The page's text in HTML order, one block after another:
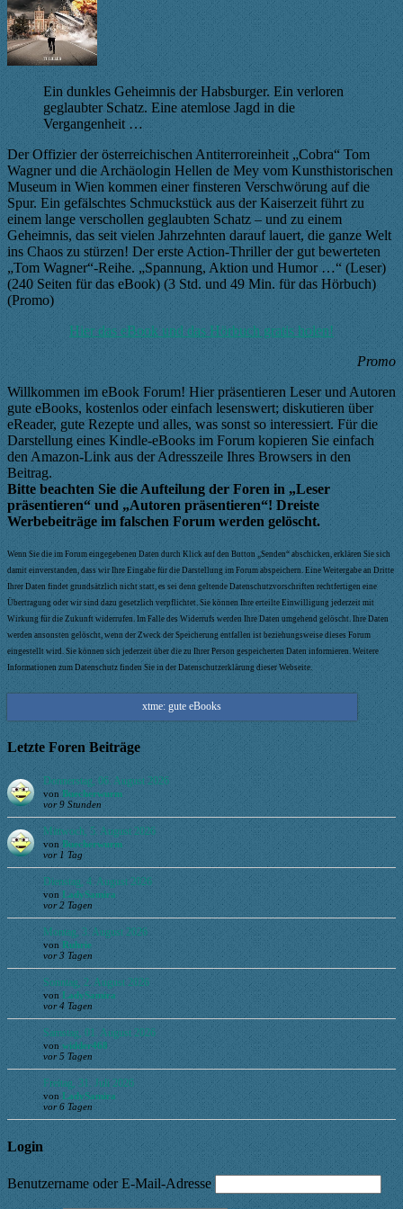
.
Ein dunkles Geheimnis der Habsburger. Ein verloren
geglaubter Schatz. Eine atemlose Jagd in die
Vergangenheit …
Der Offizier der österreichischen Antiterroreinheit „Cobra“ Tom
Wagner und die Archäologin Hellen de Mey vom Kunsthistorischen
Museum in Wien kommen einer finsteren Verschwörung auf die
Spur. Ein gefälschtes Schmuckstück aus der Kaiserzeit führt zu
einem lange verschollen geglaubten Schatz – und zu einem
Geheimnis, das seit vielen Jahrzehnten darauf lauert, die ganze Welt
ins Chaos zu stürzen! Der erste Action-Thriller der gut bewerteten
„Tom Wagner“-Reihe. „Spannung, Aktion und Humor …“ (Leser)
(240 Seiten für das eBook) (3 Std. und 49 Min. für das Hörbuch)
(Promo)
Hier das eBook und das Hörbuch gratis holen!
Promo
Willkommen im eBook Forum! Hier präsentieren Leser und Autoren
gute eBooks, kostenlos oder einfach lesenswert; diskutieren über
eReader, gute Rezepte und alles, was sonst so interessiert. Für die
Darstellung eines Kindle-eBooks im Forum kopieren Sie einfach
den Amazon-Link aus der Adresszeile Ihres Browsers in den
Beitrag.
Bitte beachten Sie die Aufteilung der Foren in „Leser
präsentieren“ und „Autoren präsentieren“! Dreiste
Werbebeiträge im falschen Forum werden gelöscht.
Wenn Sie die im Forum eingegebenen Daten durch Klick auf den Button „Senden“ abschicken, erklären Sie sich
damit einverstanden, dass wir Ihre Eingabe für die Darstellung im Forum abspeichern. Eine Weitergabe an Dritte
Ihrer Daten findet grundsätzlich nicht statt, es sei denn geltende Datenschutzvorschriften rechtfertigen eine
Übertragung oder wir sind dazu gesetzlich verpflichtet. Sie können Ihre erteilte Einwilligung jederzeit mit
Wirkung für die Zukunft widerrufen. Im Falle des Widerrufs werden Ihre Daten umgehend gelöscht. Ihre Daten
werden ansonsten gelöscht, wenn der Zweck der Speicherung entfallen ist beziehungsweise dieses Forum
eingestellt wird. Sie können sich jederzeit über die zu Ihrer Person gespeicherten Daten informieren. Weitere
Informationen zum Datenschutz finden Sie in der Datenschutzerklärung dieser Webseite.
xtme: gute eBooks
Letzte Foren Beiträge
Donnerstag, 06. August 2026
von Buecherwurm
vor 9 Stunden
Mittwoch, 5. August 2026
von Buecherwurm
vor 1 Tag
Dienstag, 4. August 2026
von LadySamira
vor 2 Tagen
Montag, 3. August 2026
von Ruhrie
vor 3 Tagen
Sonntag, 2. August 2026
von LadySamira
vor 4 Tagen
Samstag, 01. August 2026
von widder468
vor 5 Tagen
Freitag, 31. Juli 2026
von LadySamira
vor 6 Tagen
Login
Benutzername oder E-Mail-Adresse